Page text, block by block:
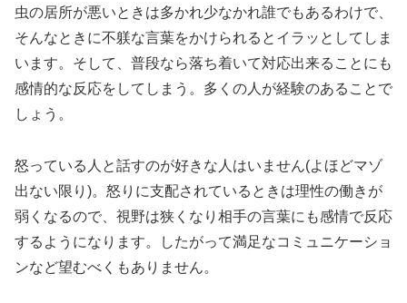
虫の居所が悪いときは多かれ少なかれ誰でもあるわけで、
そんなときに不躾な言葉をかけられるとイラッとしてしま
います。そして、普段なら落ち着いて対応出来ることにも
感情的な反応をしてしまう。多くの人が経験のあることで
しょう。
怒っている人と話すのが好きな人はいません(よほどマゾ
出ない限り)。怒りに支配されているときは理性の働きが
弱くなるので、視野は狭くなり相手の言葉にも感情で反応
するようになります。したがって満足なコミュニケーショ
ンなど望むべくもありません。